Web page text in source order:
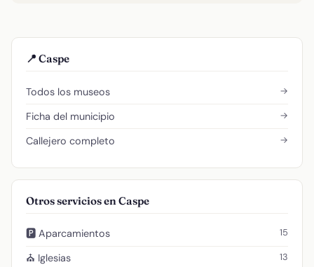
📍 Caspe
Todos los museos →
Ficha del municipio →
Callejero completo →
Otros servicios en Caspe
🅿️ Aparcamientos 15
⛪ Iglesias 13